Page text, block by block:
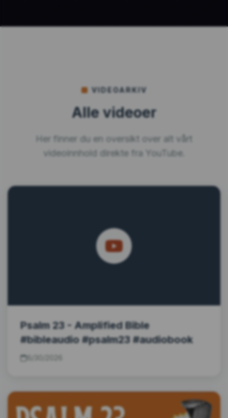
VIDEOARKIV
Alle videoer
Her finner du en oversikt over alt vårt
videoinnhold direkte fra YouTube.
Psalm 23 - Amplified Bible
#bibleaudio #psalm23 #audiobook